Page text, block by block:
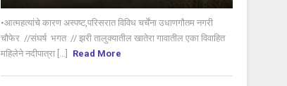
•आत्महत्यांचे कारण अस्पष्ट,परिसरात विविध चर्चेंना उधाणगौतम नगरी
चौफेर //संघर्ष भगत // झरी तालुक्यातील खातेरा गावातील एका विवाहित
महिलेने नदीपात्रा [...]
Read More